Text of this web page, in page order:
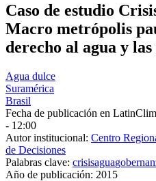
Caso de estudio
Macro metrópolis
derecho al agua y
Agua dulce
Suramérica
Brasil
Fecha de publicación en
- 12:00
Autor institucional: Centro
de Decisiones
Palabras clave: crisisagua
Año de publicación: 2015